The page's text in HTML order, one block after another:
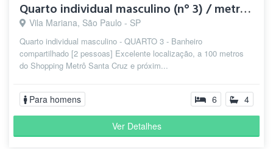
Quarto individual masculino (n° 3) / metrô Santa Cruz
Vila Mariana, São Paulo - SP
Quarto individual masculino - QUARTO 3 - Banheiro
compartilhado [2 pessoas] Excelente localização, a 100 metros
do Shopping Metrô Santa Cruz e próxim...
Para homens 6 4
Ver Detalhes